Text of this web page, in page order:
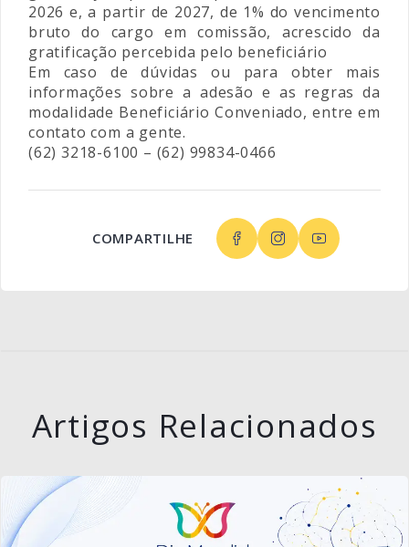
2026 e, a partir de 2027, de 1% do vencimento
bruto do cargo em comissão, acrescido da
gratificação percebida pelo beneficiário
Em caso de dúvidas ou para obter mais
informações sobre a adesão e as regras da
modalidade Beneficiário Conveniado, entre em
contato com a gente.
(62) 3218-6100 – (62) 99834-0466
COMPARTILHE
Artigos Relacionados